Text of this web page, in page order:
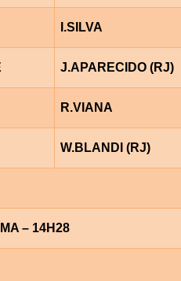
I.SILVA
J.APARECIDO (RJ)
R.VIANA
W.BLANDI (RJ)
– 14H28